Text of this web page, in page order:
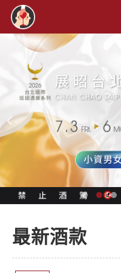
‹
最新酒款